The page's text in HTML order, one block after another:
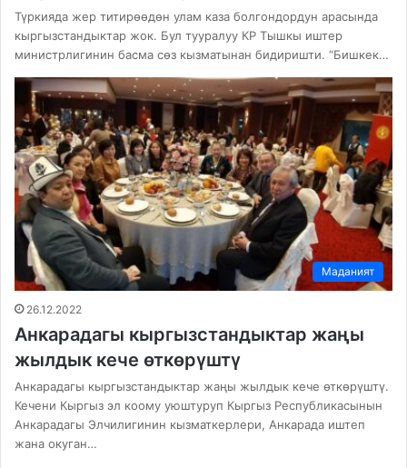
Түркияда жер титирөөдөн улам каза болгондордун арасында
кыргызстандыктар жок. Бул тууралуу КР Тышкы иштер
министрлигинин басма сөз кызматынан бидиришти. “Бишкек…
Маданият
26.12.2022
Aнкарадагы кыргызстандыктар жаңы
жылдык кече өткөрүштү
Aнкарадагы кыргызстандыктар жаңы жылдык кече өткөрүштү.
Кечени Кыргыз эл коому уюштуруп Кыргыз Республикасынын
Анкарадагы Элчилигинин кызматкерлери, Анкарада иштеп
жана окуган…